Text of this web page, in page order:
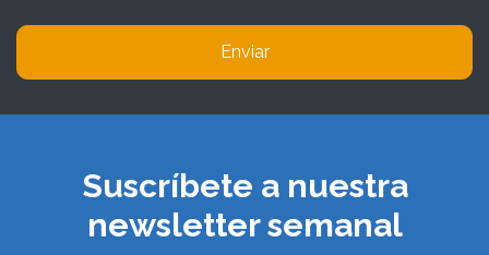
Enviar
Suscríbete a nuestra
newsletter semanal